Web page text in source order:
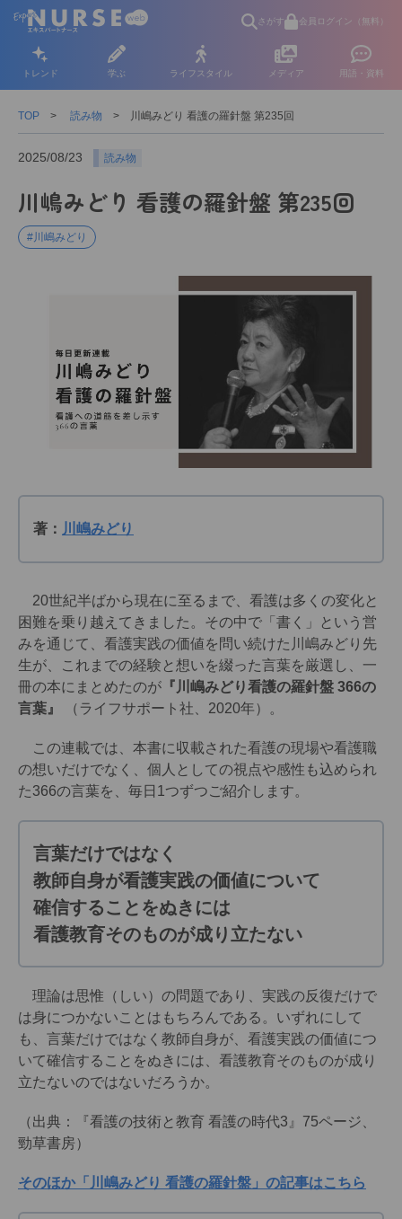
さがす 会員ログイン（無料）
トレンド 学ぶ ライフスタイル メディア 用語・資料
TOP 読み物 川嶋みどり 看護の羅針盤 第235回
2025/08/23 読み物
川嶋みどり 看護の羅針盤 第235回
#川嶋みどり
著： 川嶋みどり
20世紀半ばから現在に至るまで、看護は多くの変化と
困難を乗り越えてきました。その中で「書く」という営
みを通じて、看護実践の価値を問い続けた川嶋みどり先
生が、これまでの経験と想いを綴った言葉を厳選し、一
冊の本にまとめたのが 『川嶋みどり看護の羅針盤 366の
言葉』
（ライフサポート社、2020年）。
この連載では、本書に収載された看護の現場や看護職
の想いだけでなく、個人としての視点や感性も込められ
た366の言葉を、毎日1つずつご紹介します。
言葉だけではなく
教師自身が看護実践の価値について
確信することをぬきには
看護教育そのものが成り立たない
理論は思惟（しい）の問題であり、実践の反復だけで
は身につかないことはもちろんである。いずれにして
も、言葉だけではなく教師自身が、看護実践の価値につ
いて確信することをぬきには、看護教育そのものが成り
立たないのではないだろうか。
（出典：『看護の技術と教育 看護の時代3』75ページ、
勁草書房）
そのほか「川嶋みどり 看護の羅針盤」の記事はこちら